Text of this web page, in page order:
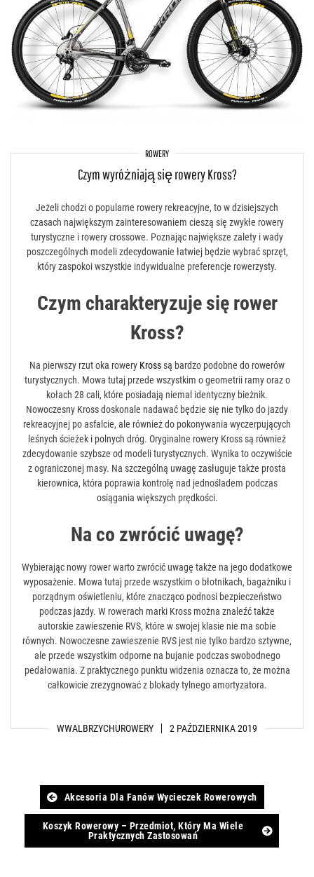
ROWERY
Czym wyróżniają się rowery Kross?
WWALBRZYCHUROWERY 2 PAŹDZIERNIKA 2019
Jeżeli chodzi o popularne rowery rekreacyjne, to w dzisiejszych
czasach największym zainteresowaniem cieszą się zwykłe rowery
turystyczne i rowery crossowe. Poznając największe zalety i wady
poszczególnych modeli zdecydowanie łatwiej będzie wybrać sprzęt,
który zaspokoi wszystkie indywidualne preferencje rowerzysty.
Czym charakteryzuje się rower
Kross?
Na pierwszy rzut oka rowery Krosssą bardzo podobne do rowerów
turystycznych. Mowa tutaj przede wszystkim o geometrii ramy oraz o
kołach 28 cali, które posiadają niemal identyczny bieżnik.
Nowoczesny Kross doskonale nadawać będzie się nie tylko do jazdy
rekreacyjnej po asfalcie, ale również do pokonywania wyczerpujących
leśnych ścieżek i polnych dróg. Oryginalne rowery Kross są również
zdecydowanie szybsze od modeli turystycznych. Wynika to oczywiście
z ograniczonej masy. Na szczególną uwagę zasługuje także prosta
kierownica, która poprawia kontrolę nad jednośladem podczas
osiągania większych prędkości.
Na co zwrócić uwagę?
Wybierając nowy rower warto zwrócić uwagę także na jego dodatkowe
wyposażenie. Mowa tutaj przede wszystkim o błotnikach, bagażniku i
porządnym oświetleniu, które znacząco podnosi bezpieczeństwo
podczas jazdy. W rowerach marki Kross można znaleźć także
autorskie zawieszenie RVS, które w swojej klasie nie ma sobie
równych. Nowoczesne zawieszenie RVS jest nie tylko bardzo sztywne,
ale przede wszystkim odporne na bujanie podczas swobodnego
pedałowania. Z praktycznego punktu widzenia oznacza to, że można
całkowicie zrezygnować z blokady tylnego amortyzatora.
Post
navigation
Akcesoria Dla Fanów Wycieczek Rowerowych
Koszyk Rowerowy – Przedmiot, Który Ma Wiele
Praktycznych Zastosowań